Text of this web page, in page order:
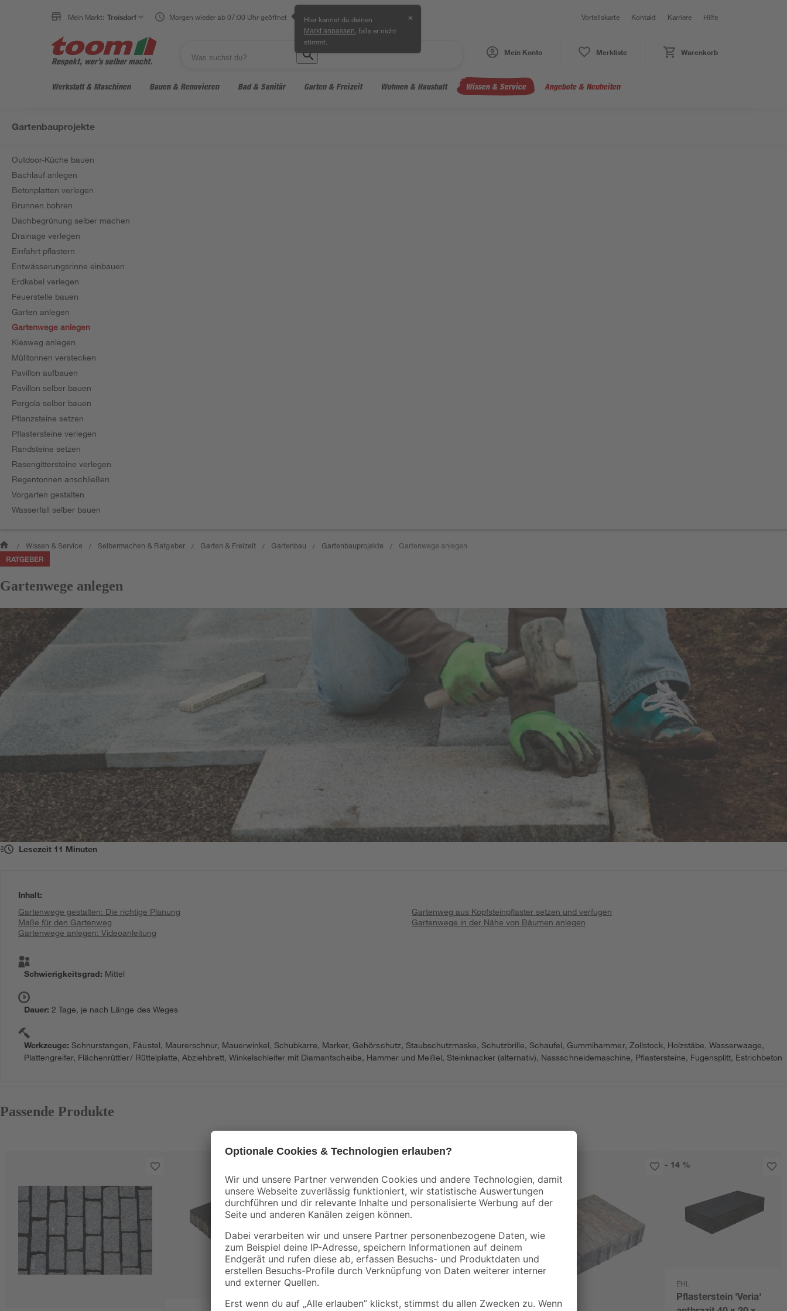
Mein Markt: Troisdorf Morgen wieder ab 07:00 Uhr geöffnet Hier kannst du deinen
Markt anpassen , falls er nicht
stimmt.
✕ Vorteilskarte Kontakt Karriere Hilfe
Mein Konto Merkliste Warenkorb
Werkstatt & Maschinen Bauen & Renovieren Bad & Sanitär Garten & Freizeit Wohnen & Haushalt Wissen & Service Angebote & Neuheiten
Gartenbauprojekte
Outdoor-Küche bauen
Bachlauf anlegen
Betonplatten verlegen
Brunnen bohren
Dachbegrünung selber machen
Drainage verlegen
Einfahrt pflastern
Entwässerungsrinne einbauen
Erdkabel verlegen
Feuerstelle bauen
Garten anlegen
Gartenwege anlegen
Kiesweg anlegen
Mülltonnen verstecken
Pavillon aufbauen
Pavillon selber bauen
Pergola selber bauen
Pflanzsteine setzen
Pflastersteine verlegen
Randsteine setzen
Rasengittersteine verlegen
Regentonnen anschließen
Vorgarten gestalten
Wasserfall selber bauen
/ Wissen & Service / Selbermachen & Ratgeber / Garten & Freizeit / Gartenbau / Gartenbauprojekte / Gartenwege anlegen
RATGEBER
Gartenwege anlegen
Lesezeit 11 Minuten
Inhalt:
Gartenwege gestalten: Die richtige Planung
Maße für den Gartenweg
Gartenwege anlegen: Videoanleitung
Gartenweg aus Kopfsteinpflaster setzen und verfugen
Gartenwege in der Nähe von Bäumen anlegen
Schwierigkeitsgrad: Mittel
Dauer:2 Tage, je nach Länge des Weges
Werkzeuge:Schnurstangen, Fäustel, Maurerschnur, Mauerwinkel, Schubkarre, Marker, Gehörschutz, Staubschutzmaske, Schutzbrille, Schaufel, Gummihammer, Zollstock, Holzstäbe, Wasserwaage,
Plattengreifer, Flächenrüttler/ Rüttelplatte, Abziehbrett, Winkelschleifer mit Diamantscheibe, Hammer und Meißel, Steinknacker (alternativ), Nassschneidemaschine, Pflastersteine, Fugensplitt, Estrichbeton
Passende Produkte
- 14 %
EHL
Pflasterstein 'Veria'